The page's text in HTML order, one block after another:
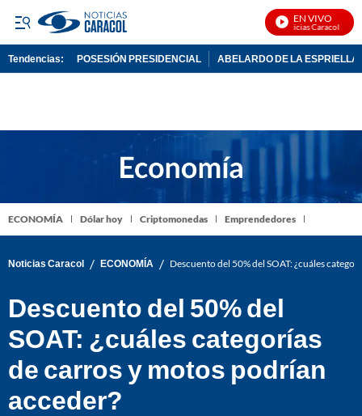
EN VIVO
Noticias Caracol En
Tendencias: POSESIÓN PRESIDENCIAL ABELARDO DE LA ESPRIELLA
ECONOMÍA Dólar hoy Criptomonedas Emprendedores
Noticias Caracol / ECONOMÍA / Descuento del 50% del SOAT: ¿cuáles
Descuento del 50% del
SOAT: ¿cuáles categorías
de carros y motos podrían
acceder?